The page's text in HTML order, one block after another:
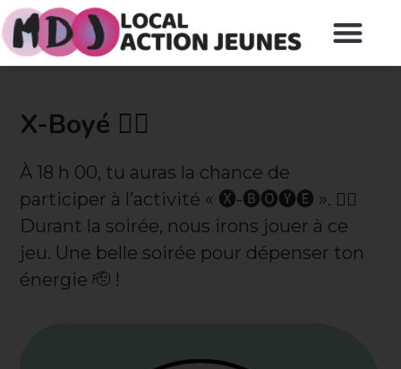
X-Boyé 🏃‍♀️
À 18 h 00, tu auras la chance de
participer à l’activité « 🅧-🅑🅞🅨🅔 ». 🤸‍♀️
Durant la soirée, nous irons jouer à ce
jeu. Une belle soirée pour dépenser ton
énergie 🫡 !